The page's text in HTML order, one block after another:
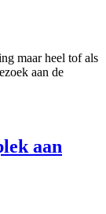
maar heel tof als
aan de
aan